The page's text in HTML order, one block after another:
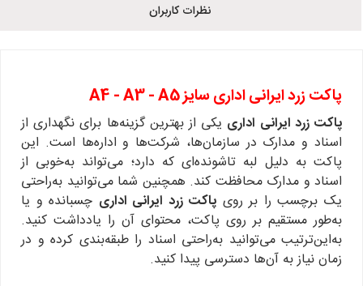
نظرات کاربران
پاکت زرد ایرانی اداری سایز A4 - A3 - A5
پاکت زرد ایرانی اداری یکی از بهترین گزینه‌ها برای نگهداری از
اسناد و مدارک در سازمان‌ها، شرکت‌ها و اداره‌ها است. این
پاکت به دلیل لبه تاشونده‌ای که دارد؛ می‌تواند به‌خوبی از
اسناد و مدارک محافظت کند. همچنین شما می‌توانید به‌راحتی
یک برچسب را بر روی پاکت زرد ایرانی اداری چسبانده و یا
به‌طور مستقیم بر روی پاکت، محتوای آن را یادداشت کنید.
به‌این‌ترتیب می‌توانید به‌راحتی اسناد را طبقه‌بندی کرده و در
زمان نیاز به آن‌ها دسترسی پیدا کنید.